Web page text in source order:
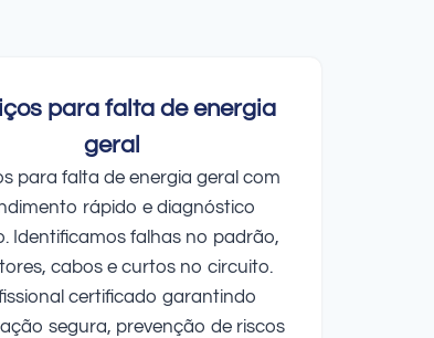
para falta de energia
geral
para falta de energia geral com
rápido e diagnóstico
Identificamos falhas no padrão,
cabos e curtos no circuito.
certificado garantindo
segura, prevenção de riscos